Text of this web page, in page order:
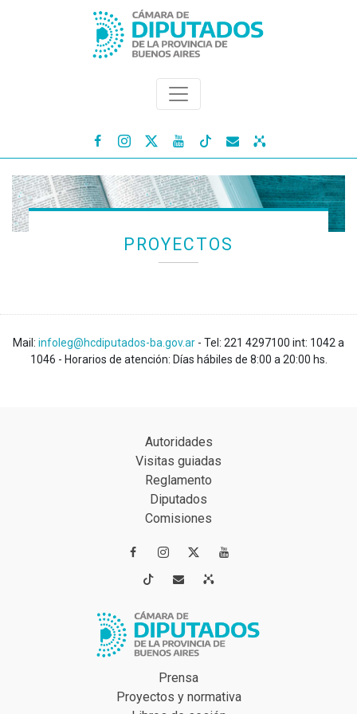
   
PROYECTOS
Mail: infoleg@hcdiputados-ba.gov.ar - Tel: 221 4297100 int: 1042 a
1046 - Horarios de atención: Días hábiles de 8:00 a 20:00 hs.
Autoridades
Visitas guiadas
Reglamento
Diputados
Comisiones
 
 
Prensa
Proyectos y normativa